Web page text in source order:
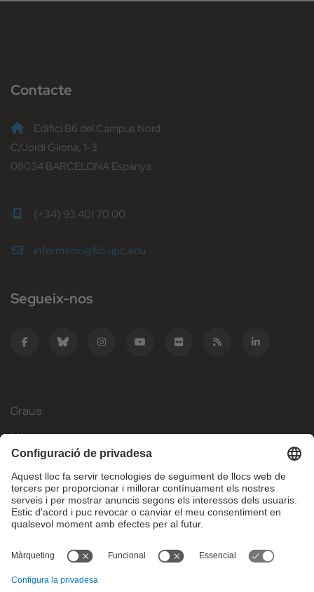
Contacte
Edifici B6 del Campus Nord
C/Jordi Girona, 1-3
08034 BARCELONA Espanya
(+34) 93 401 70 00
informacio@fib.upc.edu
Segueix-nos
Graus
Màsters
Mobilitat Internacional
Recerca
Empresa
Què necessites?